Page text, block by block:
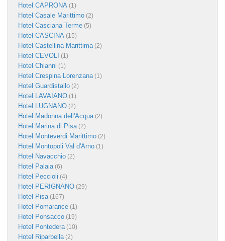
Hotel CAPRONA (1)
Hotel Casale Marittimo (2)
Hotel Casciana Terme (5)
Hotel CASCINA (15)
Hotel Castellina Marittima(2)
Hotel CEVOLI (1)
Hotel Chianni (1)
Hotel Crespina Lorenzana(1)
Hotel Guardistallo (2)
Hotel LAVAIANO (1)
Hotel LUGNANO (2)
Hotel Madonna dell'Acqua(2)
Hotel Marina di Pisa(2)
Hotel Monteverdi Marittimo (2)
Hotel Montopoli Val d'Arno (1)
Hotel Navacchio (2)
Hotel Palaia(6)
Hotel Peccioli (4)
Hotel PERIGNANO (29)
Hotel Pisa(167)
Hotel Pomarance (1)
Hotel Ponsacco (19)
Hotel Pontedera(10)
Hotel Riparbella(2)